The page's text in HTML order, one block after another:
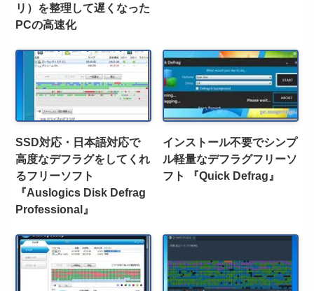
リ）を整理して遅くなった
PCの高速化
SSD対応・日本語対応で
高度なデフラグをしてくれ
るフリーソフト
『Auslogics Disk Defrag
Professional』
インストール不要でシンプ
ル軽量なデフラグフリーソ
フト 『Quick Defrag』